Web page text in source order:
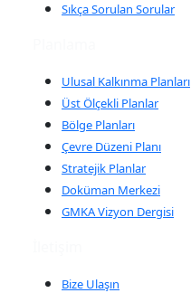
Sıkça Sorulan Sorular
Ulusal Kalkınma Planları
Üst Ölçekli Planlar
Bölge Planları
Çevre Düzeni Planı
Stratejik Planlar
Doküman Merkezi
GMKA Vizyon Dergisi
Bize Ulaşın